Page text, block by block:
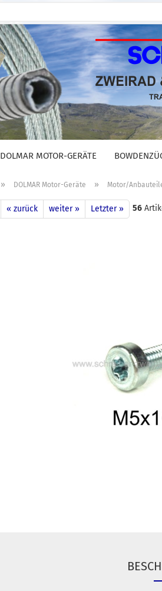
DOLMAR MOTOR-GERÄTE
» DOLMAR Motor-Geräte » Motor/
« zurück weiter » Letzter » 56